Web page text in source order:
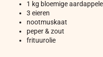
1 kg bloemige
3 eieren
nootmuskaat
peper & zout
frituurolie